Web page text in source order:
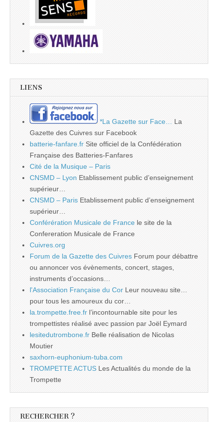
LIENS
*La Gazette sur Face…
La
Gazette des Cuivres sur Facebook
batterie-fanfare.fr Site officiel de la Confédération
Française des Batteries-Fanfares
Cité de la Musique – Paris
CNSMD – Lyon Etablissement public d’enseignement
supérieur…
CNSMD – Paris Etablissement public d’enseignement
supérieur…
Conférération Musicale de France le site de la
Confereration Musicale de France
Cuivres.org
Forum de la Gazette des Cuivres Forum pour débattre
ou annoncer vos évènements, concert, stages,
instruments d’occasions…
l'Association Française du Cor Leur nouveau site…
pour tous les amoureux du cor…
la.trompette.free.fr l’incontournable site pour les
trompettistes réalisé avec passion par Joël Eymard
lesitedutrombone.fr Belle réalisation de Nicolas
Moutier
saxhorn-euphonium-tuba.com
TROMPETTE ACTUS Les Actualités du monde de la
Trompette
RECHERCHER ?